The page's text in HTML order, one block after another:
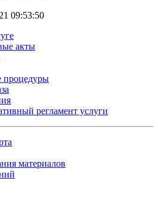
09:53:50
акты
процедуры
регламент услуги
материалов